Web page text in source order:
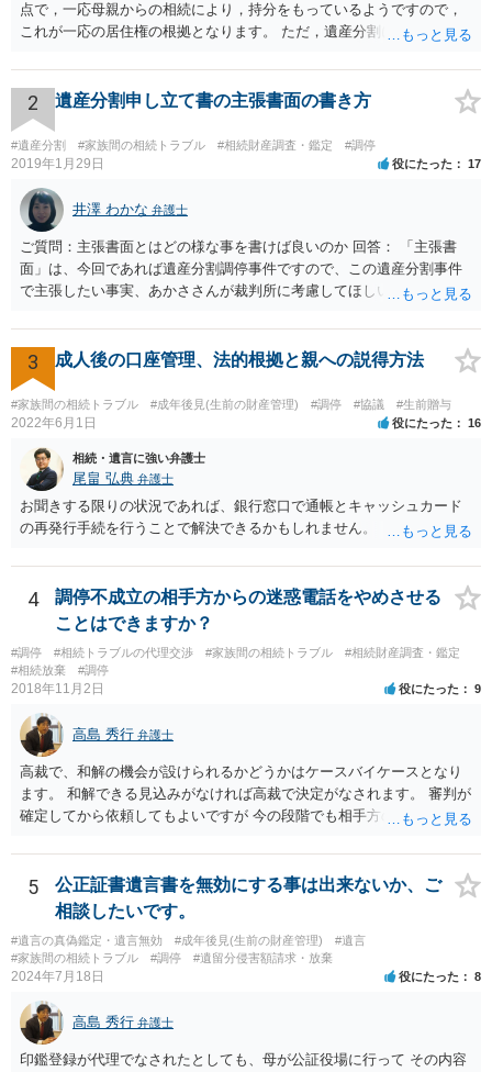
点で，一応母親からの相続により，持分をもっているようですので，
これが一応の居住権の根拠となります。 ただ，遺産分割により，母の
2 遺産分割申し立て書の主張書面の書き方
#遺産分割 #家族間の相続トラブル #相続財産調査・鑑定 #調停
2019年1月29日 役にたった 17
井澤 わかな 弁護士
ご質問：主張書面とはどの様な事を書けば良いのか 回答： 「主張書
面」は、今回であれば遺産分割調停事件ですので、この遺産分割事件
で主張したい事実、あかささんが裁判所に考慮してほしいと思う、亡
ります。 もし、主張したい事実や考慮してほしい事情に関連して
資料を持っているようであれば、主張書面とは別で提出できます。も
し、お姉さんに見られたくないような資料がある場合、「非開示の希
望に関する申出書」と共に提出することも考えられます。 ご質問：書
いた方が良い事と書かない方が良い事 回答： お姉さんが申立書の「申
立ての趣旨」のところに書いている遺産の分け方に対して意見があれ
ば、まずそれを書くとよいです。 次に「申立ての理由」のところに、
なぜ調停を申し立てたのか(例えば、あかささんと話合いが出来ない／
決裂した、など)や亡くなった方・あかささん・お姉さん間の事情やい
きさつなどが書かれていると思うので、あかささんから見てそれは違
分けるかを決めるについてあかささんが重要だと考える事情があれば
(例えば、○○のときにお姉さんは亡くなった方からお金を援助してもら
産分割に関係ない(と思われる)いきさつを沢山盛り込むことだと考えま
す(あくまで遺産分割に関係することに留める方が、裁判所や調停委員
3 成人後の口座管理、法的根拠と親への説得方法
#家族間の相続トラブル #成年後見(生前の財産管理) #調停 #協議 #生前贈与
2022年6月1日 役にたった 16
相続・遺言に強い弁護士
尾畠 弘典 弁護士
お聞きする限りの状況であれば、銀行窓口で通帳とキャッシュカード
の再発行手続を行うことで解決できるかもしれません。
4
調停不成立の相手方からの迷惑電話をやめさせる
ことはできますか？
#調停 #相続トラブルの代理交渉 #家族間の相続トラブル
#相続財産調査・鑑定
#相続放棄
#調停
2018年11月2日 役にたった 9
高島 秀行 弁護士
高裁で、和解の機会が設けられるかどうかはケースバイケースとなり
ます。 和解できる見込みがなければ高裁で決定がなされます。 審判が
確定してから依頼してもよいですが 今の段階でも相手方の連絡が迷惑
5
公正証書遺言書を無効にする事は出来ないか、ご
相談したいです。
#遺言の真偽鑑定・遺言無効 #成年後見(生前の財産管理)
#遺言
#家族間の相続トラブル
#調停 #遺留分侵害額請求・放棄
2024年7月18日 役にたった 8
高島 秀行 弁護士
印鑑登録が代理でなされたとしても、母が公証役場に行って その内容